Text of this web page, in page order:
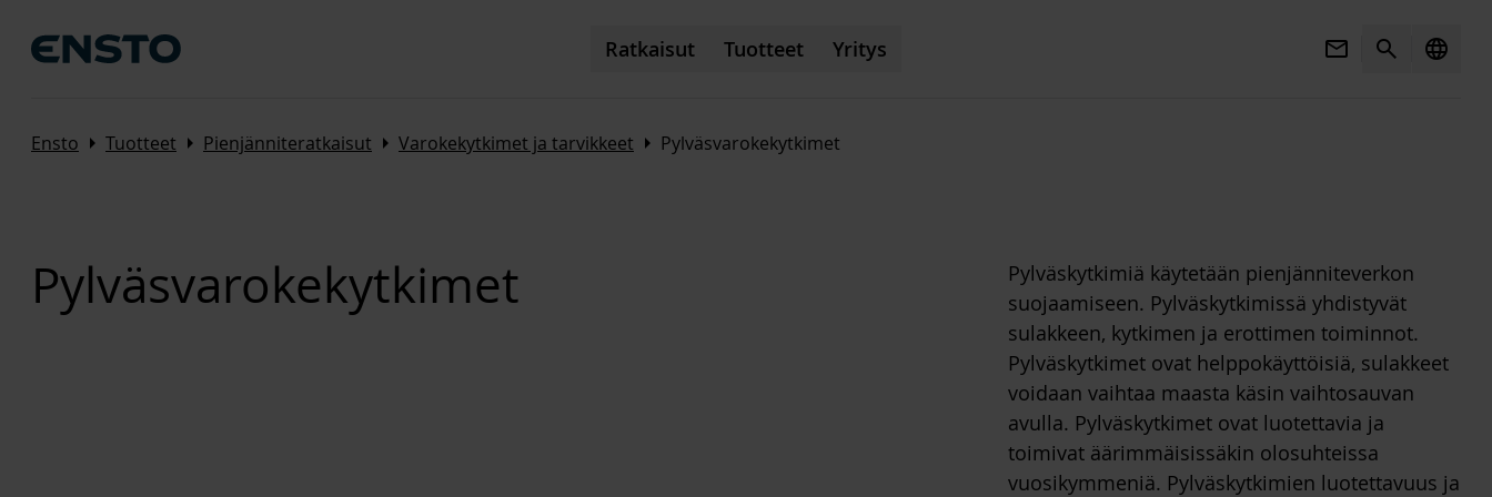
Ratkaisut Tuotteet Yritys Mail Search language
Ensto Arrow_right Tuotteet Arrow_right Pienjänniteratkaisut Arrow_right Varokekytkimet ja tarvikkeet Arrow_right Pylväsvarokekytkimet
Pylväsvarokekytkimet
Pylväskytkimiä käytetään pienjänniteverkon
suojaamiseen. Pylväskytkimissä yhdistyvät
sulakkeen, kytkimen ja erottimen toiminnot.
Pylväskytkimet ovat helppokäyttöisiä, sulakkeet
voidaan vaihtaa maasta käsin vaihtosauvan
avulla. Pylväskytkimet ovat luotettavia ja
toimivat äärimmäisissäkin olosuhteissa
vuosikymmeniä. Pylväskytkimien luotettavuus ja